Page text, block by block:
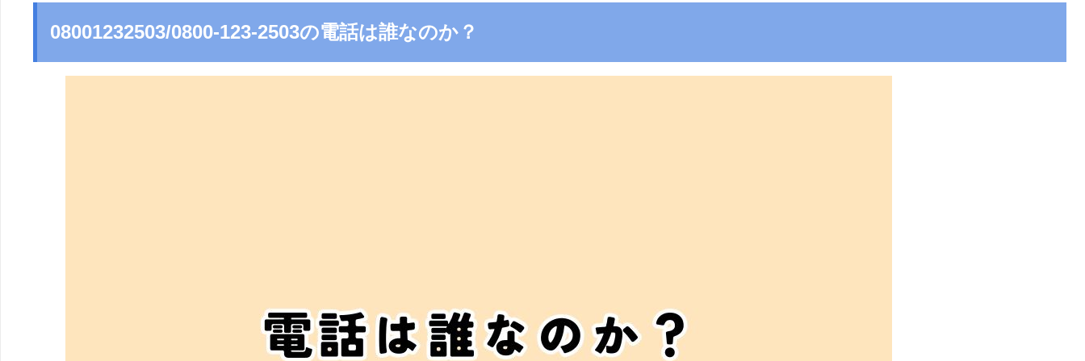
08001232503/0800-123-2503の電話は誰なのか？